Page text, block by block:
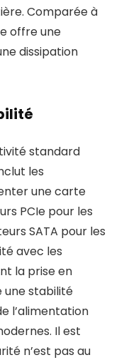
Comparée à
offre une
dissipation
standard
les
une carte
PCIe pour les
SATA pour les
avec les
la prise en
une stabilité
l’alimentation
Il est
n’est pas au